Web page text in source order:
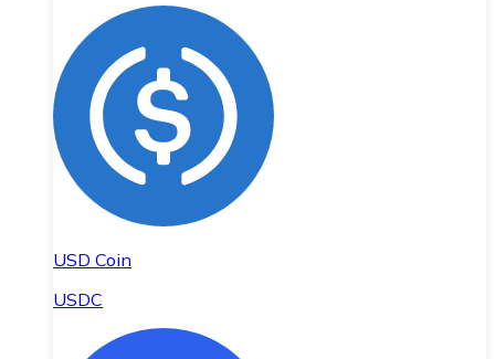
USD Coin
USDC